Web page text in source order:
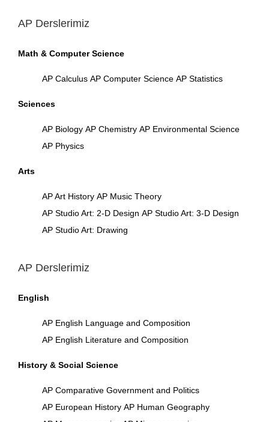
AP Derslerimiz
Math & Computer Science
AP Calculus AP Computer Science AP Statistics
Sciences
AP Biology AP Chemistry AP Environmental Science
AP Physics
Arts
AP Art History AP Music Theory
AP Studio Art: 2-D Design AP Studio Art: 3-D Design
AP Studio Art: Drawing
AP Derslerimiz
English
AP English Language and Composition
AP English Literature and Composition
History & Social Science
AP Comparative Government and Politics
AP European History AP Human Geography